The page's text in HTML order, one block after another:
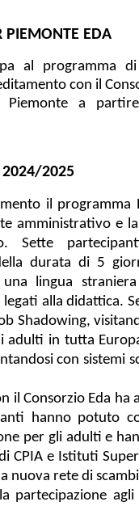
PIEMONTE EDA
al programma
con il
Piemonte a
2024/2025
il programma
amministrativo e
Sette
durata di 5
lingua straniera
legati alla didattica.
Shadowing,
adulti in tutta
con sistemi
il Consorzio Eda ha
hanno potuto
per gli adulti e
CPIA e Istituti
nuova rete di
partecipazione